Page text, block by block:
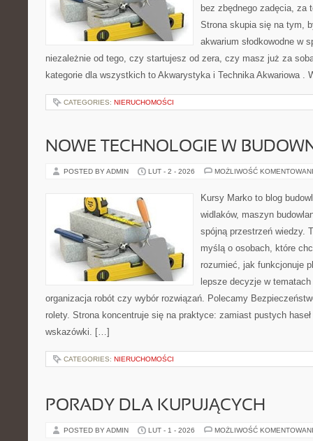
bez zbędnego zadęcia, za
Strona skupia się na tym,
akwarium słodkowodne w
niezależnie od tego, czy startujesz od zera, czy masz już za
kategorie dla wszystkich to Akwarystyka i Technika Akwariowa .
CATEGORIES: NIERUCHOMOŚCI
NOWE TECHNOLOGIE W
POSTED BY ADMIN LUT - 2 - 2026 MOŻLIWOŚĆ
Kursy Marko to blog
widlaków, maszyn
spójną przestrzeń wiedzy.
myślą o osobach, które
rozumieć, jak funkcjonuje
lepsze decyzje w
organizacja robót czy wybór rozwiązań. Polecamy
rolety. Strona koncentruje się na praktyce: zamiast pustych
wskazówki. […]
CATEGORIES: NIERUCHOMOŚCI
PORADY DLA KUPUJĄCYCH
POSTED BY ADMIN LUT - 1 - 2026 MOŻLIWOŚĆ